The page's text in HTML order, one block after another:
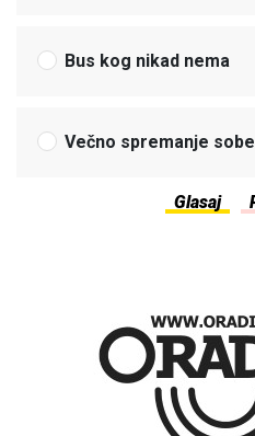
Bus kog nikad nema
Večno spremanje sobe